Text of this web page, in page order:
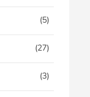
(5)
(27)
(3)